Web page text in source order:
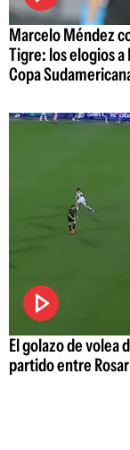
Marcelo Méndez
Tigre: los elogios
Copa
El golazo de volea
partido entre